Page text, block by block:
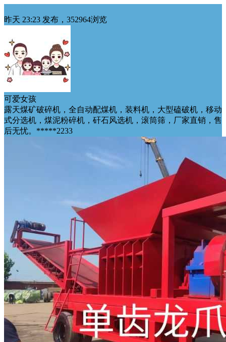
昨天 23:23 发布，352964浏览
可爱女孩
露天煤矿破碎机，全自动配煤机，装料机，大型磕破机，移动
式分选机，煤泥粉碎机，矸石风选机，滚筒筛，厂家直销，售
后无忧。*****2233